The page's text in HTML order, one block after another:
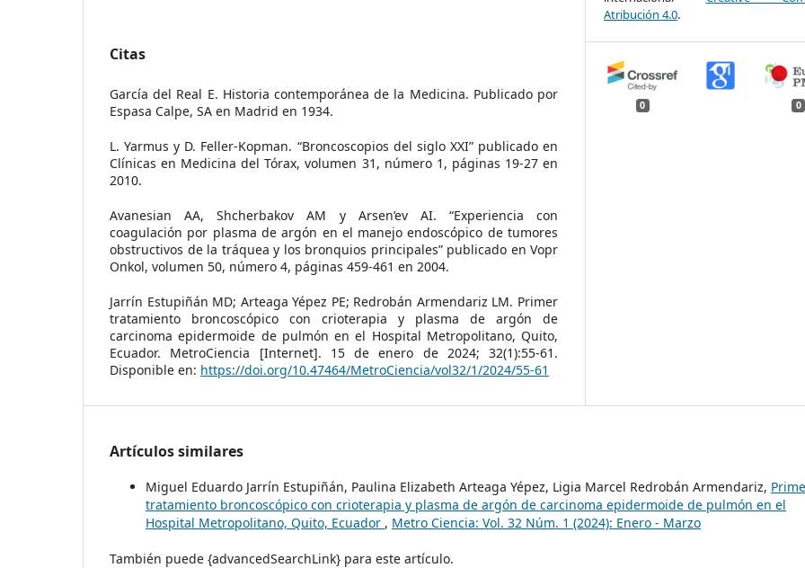
Citas
García del Real E. Historia contemporánea de la Medicina. Publicado por
Espasa Calpe, SA en Madrid en 1934.
L. Yarmus y D. Feller-Kopman. “Broncoscopios del siglo XXI” publicado en
Clínicas en Medicina del Tórax, volumen 31, número 1, páginas 19-27 en
2010.
Avanesian AA, Shcherbakov AM y Arsen’ev AI. “Experiencia con
coagulación por plasma de argón en el manejo endoscópico de tumores
obstructivos de la tráquea y los bronquios principales” publicado en Vopr
Onkol, volumen 50, número 4, páginas 459-461 en 2004.
Jarrín Estupiñán MD; Arteaga Yépez PE; Redrobán Armendariz LM. Primer
tratamiento broncoscópico con crioterapia y plasma de argón de
carcinoma epidermoide de pulmón en el Hospital Metropolitano, Quito,
Ecuador. MetroCiencia [Internet]. 15 de enero de 2024; 32(1):55-61.
Disponible en: https://doi.org/10.47464/MetroCiencia/vol32/1/2024/55-61
Atribución 4.0.
0 0
Artículos similares
Miguel Eduardo Jarrín Estupiñán, Paulina Elizabeth Arteaga Yépez, Ligia Marcel Redrobán Armendariz,
tratamiento broncoscópico con crioterapia y plasma de argón de carcinoma epidermoide de pulmón en el
Hospital Metropolitano, Quito, Ecuador , Metro Ciencia: Vol. 32 Núm. 1 (2024): Enero - Marzo
También puede {advancedSearchLink} para este artículo.